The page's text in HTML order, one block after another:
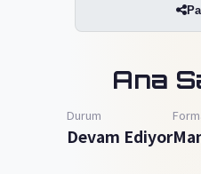
Ana
Durum
Devam Ediyor